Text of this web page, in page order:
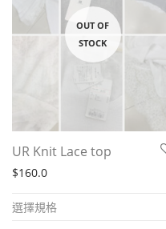
UR Knit Lace top
$160.0
選擇規格
product